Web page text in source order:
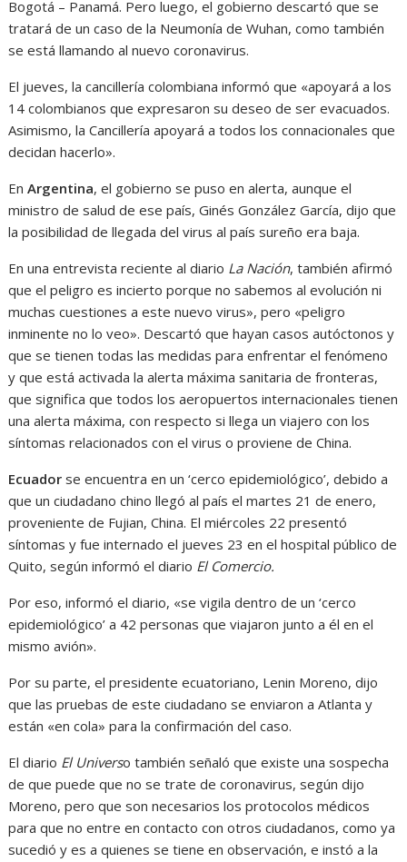
Bogotá – Panamá. Pero luego, el gobierno descartó que se
tratará de un caso de la Neumonía de Wuhan, como también
se está llamando al nuevo coronavirus.
El jueves, la cancillería colombiana informó que «apoyará a los
14 colombianos que expresaron su deseo de ser evacuados.
Asimismo, la Cancillería apoyará a todos los connacionales que
decidan hacerlo».
EnArgentina, el gobierno se puso en alerta, aunque el
ministro de salud de ese país, Ginés González García, dijo que
la posibilidad de llegada del virus al país sureño era baja.
En una entrevista reciente al diario La Nación, también afirmó
que el peligro es incierto porque no sabemos al evolución ni
muchas cuestiones a este nuevo virus», pero «peligro
inminente no lo veo». Descartó que hayan casos autóctonos y
que se tienen todas las medidas para enfrentar el fenómeno
y que está activada la alerta máxima sanitaria de fronteras,
que significa que todos los aeropuertos internacionales tienen
una alerta máxima, con respecto si llega un viajero con los
síntomas relacionados con el virus o proviene de China.
Ecuadorse encuentra en un ‘cerco epidemiológico’, debido a
que un ciudadano chino llegó al país el martes 21 de enero,
proveniente de Fujian, China. El miércoles 22 presentó
síntomas y fue internado el jueves 23 en el hospital público de
Quito, según informó el diario El Comercio.
Por eso, informó el diario, «se vigila dentro de un ‘cerco
epidemiológico’ a 42 personas que viajaron junto a él en el
mismo avión».
Por su parte, el presidente ecuatoriano, Lenin Moreno, dijo
que las pruebas de este ciudadano se enviaron a Atlanta y
están «en cola» para la confirmación del caso.
El diario El Universo también señaló que existe una sospecha
de que puede que no se trate de coronavirus, según dijo
Moreno, pero que son necesarios los protocolos médicos
para que no entre en contacto con otros ciudadanos, como ya
sucedió y es a quienes se tiene en observación, e instó a la